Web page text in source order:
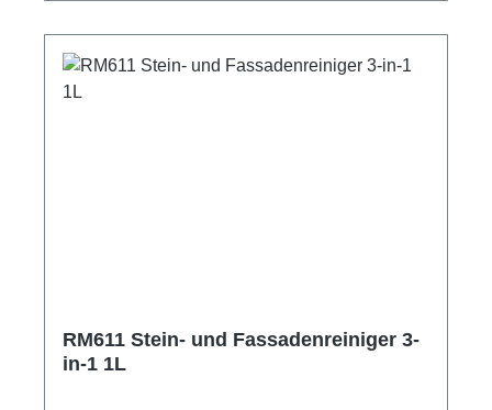
RM611 Stein- und Fassadenreiniger 3-
in-1 1L